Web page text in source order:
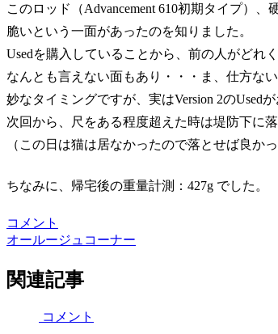
このロッド（Advancement 610初期タイプ）、
脆いという一面があったのを知りました。
Usedを購入していることから、前の人がどれ
なんとも言えない面もあり・・・ま、仕方ない
妙なタイミングですが、実はVersion 2のUsed
次回から、尺をある程度超えた時は堤防下に
（この日は猫は居なかったので落とせば良かっ
ちなみに、帰宅後の重量計測：427g でした。
コメント
オールージュコーナー
関連記事
コメント